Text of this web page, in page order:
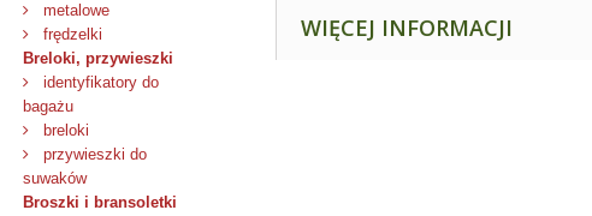
metalowe
frędzelki
Breloki, przywieszki
identyfikatory do
bagażu
breloki
przywieszki do
suwaków
Broszki i bransoletki
WIĘCEJ INFORMACJI